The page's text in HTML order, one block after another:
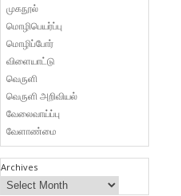
முகநூல்
மொழிபெயர்ப்பு
மொழிப்போர்
விளையாட்டு
வெருளி
வெருளி அறிவியல்
வேலைவாய்ப்பு
வேளாண்மை
Archives